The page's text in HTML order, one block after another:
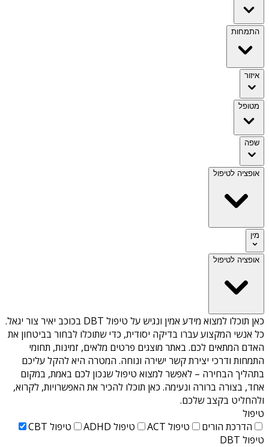
התמחות
איזור
מטופל
שפה
אופציה לטיפול
מין
אופציה לטיפול
כאן תוכלו למצוא מידע אמין ונגיש על טיפול DBT בכוכב יאיר צור יגאל
.
כל אנשי המקצוע עברו בדיקה יסודית, כדי שתוכלו לבחור בביטחון את
האדם המתאים לכם. באתר מוצגים פרטים מלאים, זמינות, תחומי
התמחות ודרכי יצירת קשר ישירה ונוחה. המטרה היא להקל עליכם
בתהליך הבחירה – לאפשר למצוא טיפול שנכון לכם באמת, במקום
אחד, בצורה ברורה ונעימה. כאן תוכלו להכיר את האפשרויות, לקרוא,
ולהחליט בקצב שלכם.
טיפול
הדרכת הורים
טיפול ACT טיפול ADHD
טיפול CBT
טיפול DBT